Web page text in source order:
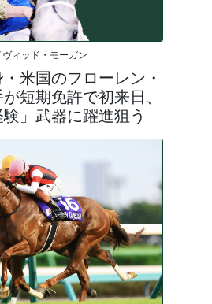
ヴィッド・モーガン
米国のフローレン・
短期免許で初来日、
験」武器に躍進狙う